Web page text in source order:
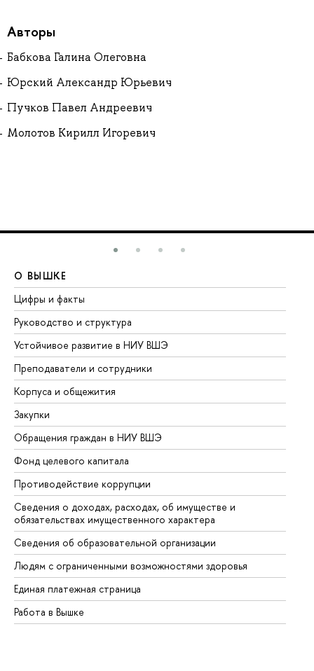
Авторы
Бабкова Галина Олеговна
Юрский Александр Юрьевич
Пучков Павел Андреевич
Молотов Кирилл Игоревич
О ВЫШКЕ
Цифры и факты
Руководство и структура
Устойчивое развитие в НИУ ВШЭ
Преподаватели и сотрудники
Корпуса и общежития
Закупки
Обращения граждан в НИУ ВШЭ
Фонд целевого капитала
Противодействие коррупции
Сведения о доходах, расходах, об имуществе и
обязательствах имущественного характера
Сведения об образовательной организации
Людям с ограниченными возможностями здоровья
Единая платежная страница
Работа в Вышке